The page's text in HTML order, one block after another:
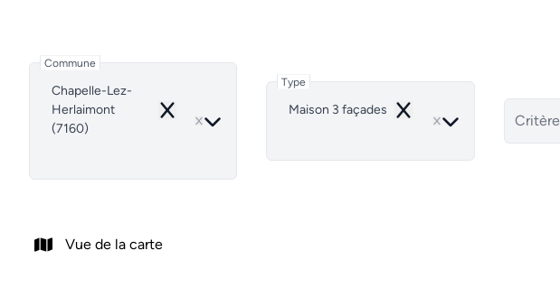
Commune
Chapelle-Lez-
Herlaimont
(7160)
Remove
Type
Maison 3 façades
Remove
Vue de la carte